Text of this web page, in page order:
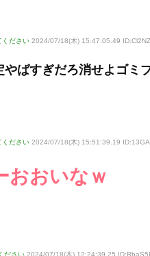
ください 2024/07/18(木) 15:47:05.49
やばすぎだろ消せよゴミ
ください 2024/07/18(木) 15:51:39.19
おおいなｗ
ださい 2024/07/18(木) 12:24:39.25